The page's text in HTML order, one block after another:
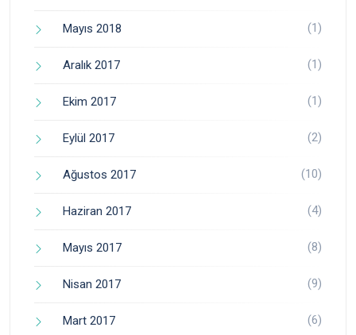
Mayıs 2018 (1)
Aralık 2017 (1)
Ekim 2017 (1)
Eylül 2017 (2)
Ağustos 2017 (10)
Haziran 2017 (4)
Mayıs 2017 (8)
Nisan 2017 (9)
Mart 2017 (6)